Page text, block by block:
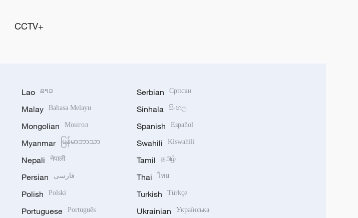
CCTV+
Lao ລາວ
Malay Bahasa Melayu
Mongolian Монгол
Myanmar မြန်မာဘာသာ
Nepali नेपाली
Persian فارسی
Polish Polski
Portuguese Português
Serbian Српски
Sinhala සිංහල
Spanish Español
Swahili Kiswahili
Tamil தமிழ்
Thai ไทย
Turkish Türkçe
Ukrainian Українська